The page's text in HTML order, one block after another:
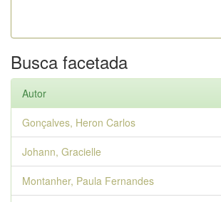
Busca facetada
Autor
Gonçalves, Heron Carlos
Johann, Gracielle
Montanher, Paula Fernandes